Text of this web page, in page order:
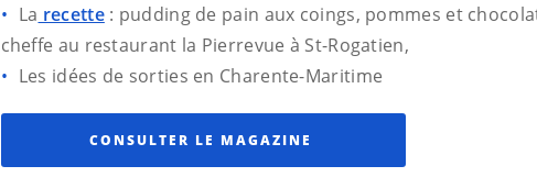
La recette: pudding de pain aux coings, pommes et
cheffe au restaurant la Pierrevue à St-Rogatien,
Les idées de sorties en Charente-Maritime
CONSULTER LE MAGAZINE